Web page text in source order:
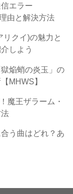
エラー
由と解決方法
リクイ)の魅力と
しよう
焔蛸の炎玉」の
MHWS】
魔王ザラーム・
う曲はどれ？あ